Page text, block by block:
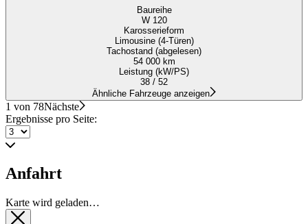
Baureihe
W 120
Karosserieform
Limousine (4-Türen)
Tachostand (abgelesen)
54 000 km
Leistung (kW/PS)
38 / 52
Ähnliche Fahrzeuge anzeigen
1 von 78Nächste
Ergebnisse pro Seite:
Anfahrt
Karte wird geladen…